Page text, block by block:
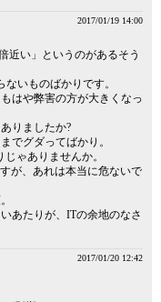
2017/01/19 14:00
近い」というのがあるそう
いものばかりです。
はや弊害の方が大きくなっ
りましたか?
でグダってばかり。
ゃありませんか。
が、あれは本当に危ないで
あたりが、ITの余地のなさ
2017/01/20 12:42